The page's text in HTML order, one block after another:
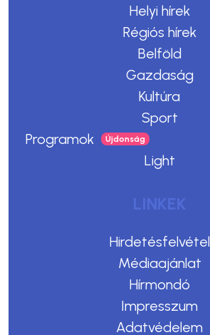
Helyi hírek
Régiós hírek
Belföld
Gazdaság
Kultúra
Sport
Programok
Light
LINKEK
Hirdetésfelvétel
Médiaajánlat
Hírmondó
Impresszum
Adatvédelem